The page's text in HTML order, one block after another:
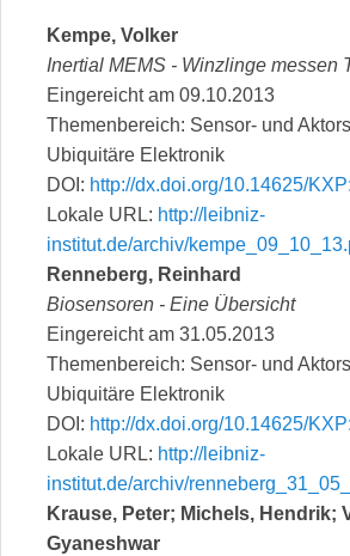
Kempe, Volker
Inertial MEMS - Winzlinge messen
Eingereicht am 09.10.2013
Themenbereich: Sensor- und
Ubiquitäre Elektronik
DOI: http://dx.doi.org/10.14625/
Lokale URL: http://leibniz-
institut.de/archiv/
Renneberg, Reinhard
Biosensoren - Eine Übersicht
Eingereicht am 31.05.2013
Themenbereich: Sensor- und
Ubiquitäre Elektronik
DOI: http://dx.doi.org/10.14625/
Lokale URL: http://leibniz-
institut.de/archiv/
Krause, Peter; Michels, Hendrik;
Gyaneshwar